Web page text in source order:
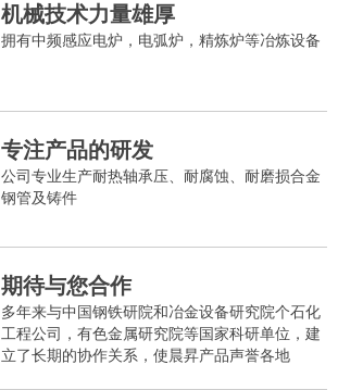
机械技术力量雄厚
拥有中频感应电炉，电弧炉，精炼炉等冶炼设备
专注产品的研发
公司专业生产耐热轴承压、耐腐蚀、耐磨损合金
钢管及铸件
期待与您合作
多年来与中国钢铁研院和冶金设备研究院个石化
工程公司，有色金属研究院等国家科研单位，建
立了长期的协作关系，使晨昇产品声誉各地